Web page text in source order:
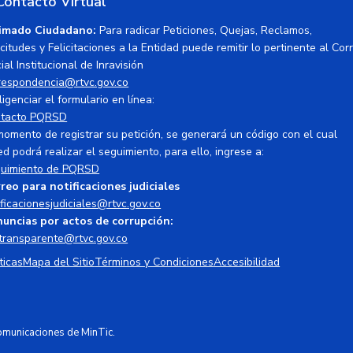
Ciudadano: Para radicar Peticiones, Quejas, Reclamos,
y Felicitaciones a la Entidad puede remitir lo pertinente al
Institucional de Inravisión
el formulario en línea:
PQRSD
de registrar su petición, se generará un código con el cual
podrá realizar el seguimiento, para ello, ingrese a:
de PQRSD
para notificaciones judiciales
por actos de corrupción:
Mapa del SitioTérminos y CondicionesAccesibilidad
de MinTic.